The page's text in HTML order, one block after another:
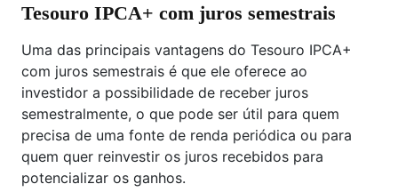
Tesouro IPCA+ com juros semestrais
Uma das principais vantagens do Tesouro IPCA+
com juros semestrais é que ele oferece ao
investidor a possibilidade de receber juros
semestralmente, o que pode ser útil para quem
precisa de uma fonte de renda periódica ou para
quem quer reinvestir os juros recebidos para
potencializar os ganhos.